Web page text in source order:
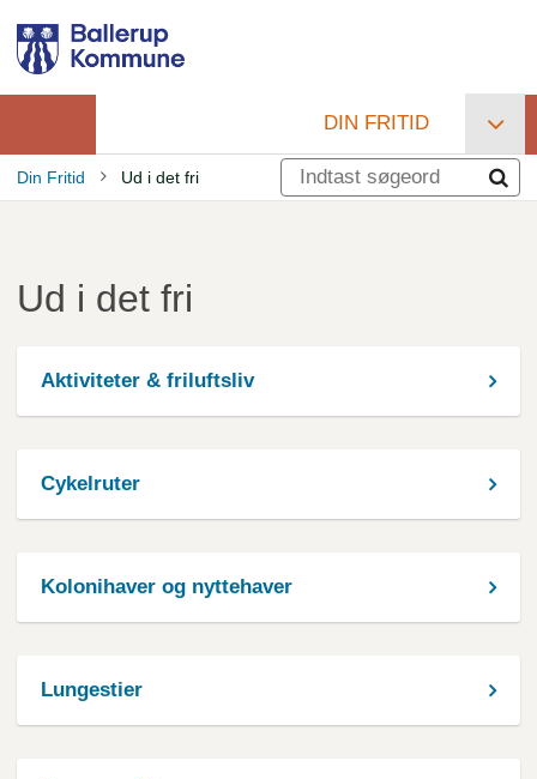
hovedindhold
Primær
navigation
DIN FRITID
Din Fritid Ud i det fri
Ud i det fri
Aktiviteter & friluftsliv
Cykelruter
Kolonihaver og nyttehaver
Lungestier